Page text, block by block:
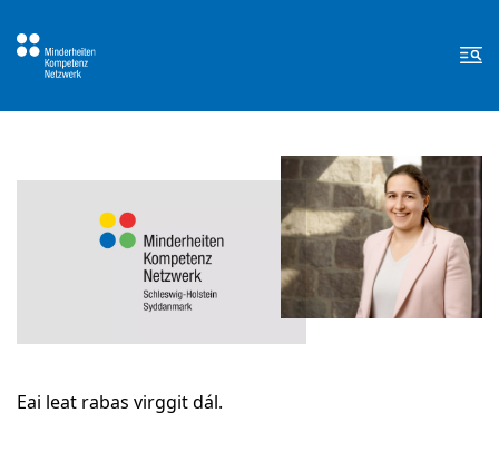
Zum Inhalt springen
Zur Fußzeile springen
Eai leat rabas virggit dál.